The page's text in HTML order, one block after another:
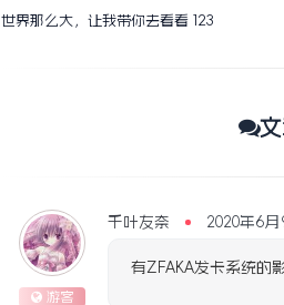
世界那么大，让我带你去看看 123
游客
千叶友奈 2020年6月
有ZFAKA发卡系统